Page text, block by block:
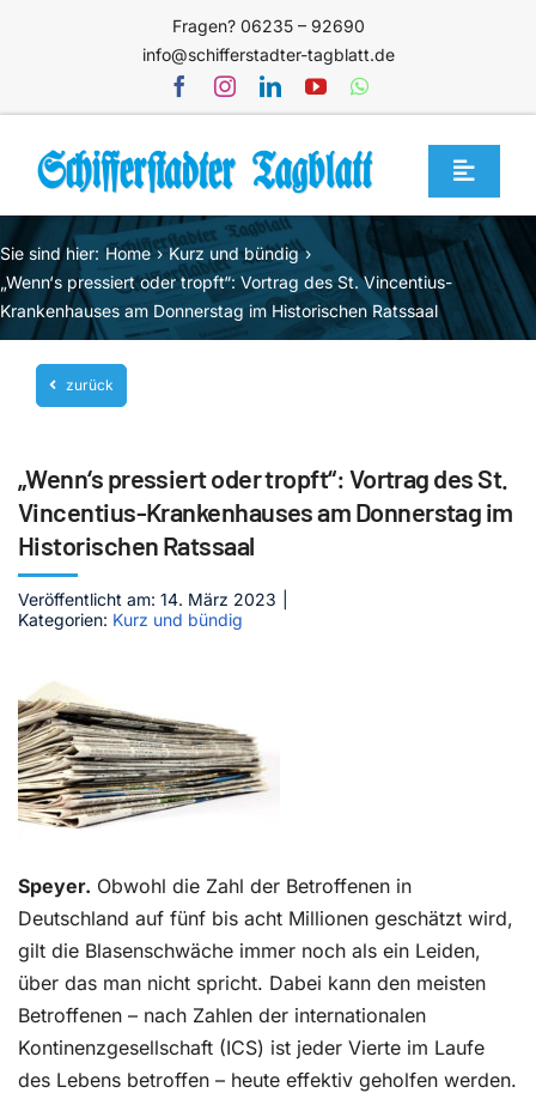
Fragen? 06235 – 92690
info@schifferstadter-tagblatt.de
Toggle
Home
Themen
Blog
Unternehmen
Mediathek
Jetzt abonnieren
Kontakt
Sie sind hier: Home
Kurz und bündig
„Wenn‘s pressiert oder tropft“: Vortrag des St. Vincentius-
Krankenhauses am Donnerstag im Historischen Ratssaal
zurück
„Wenn‘s pressiert oder tropft“: Vortrag des St.
Vincentius-Krankenhauses am Donnerstag im
Historischen Ratssaal
Veröffentlicht am: 14. März 2023
Kategorien: Kurz und bündig
Speyer. Obwohl die Zahl der Betroffenen in
Deutschland auf fünf bis acht Millionen geschätzt wird,
gilt die Blasenschwäche immer noch als ein Leiden,
über das man nicht spricht. Dabei kann den meisten
Betroffenen – nach Zahlen der internationalen
Kontinenzgesellschaft (ICS) ist jeder Vierte im Laufe
des Lebens betroffen – heute effektiv geholfen werden.